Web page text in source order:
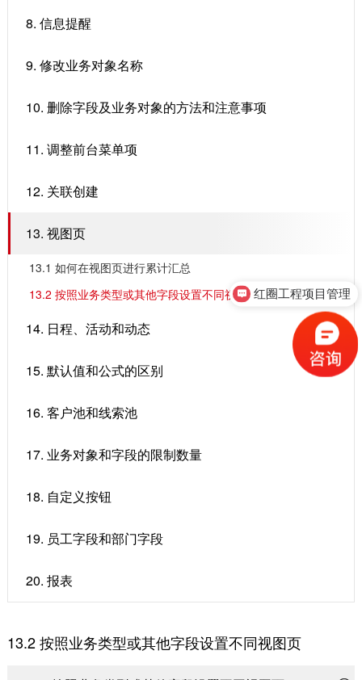
8. 信息提醒
9. 修改业务对象名称
10. 删除字段及业务对象的方法和注意事项
11. 调整前台菜单项
12. 关联创建
13. 视图页
13.1 ​如何在视图页进行累计汇总
13.2 ​按照业务类型或其他字段设置不同视图页
14. 日程、活动和动态
15. 默认值和公式的区别
16. 客户池和线索池
17. 业务对象和字段的限制数量
18. 自定义按钮
19. 员工字段和部门字段
20. 报表
13.2 ​按照业务类型或其他字段设置不同视图页
红圈工程项目管理